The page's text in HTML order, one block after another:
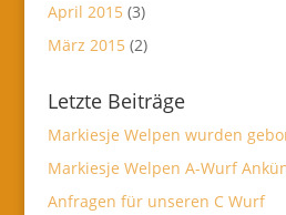
April 2015 (3)
März 2015 (2)
Letzte Beiträge
Markiesje Welpen wurden
Markiesje Welpen A-Wurf
Anfragen für unseren C Wurf